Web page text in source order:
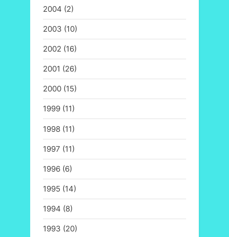
2004 (2)
2003 (10)
2002 (16)
2001 (26)
2000 (15)
1999 (11)
1998 (11)
1997 (11)
1996 (6)
1995 (14)
1994 (8)
1993 (20)